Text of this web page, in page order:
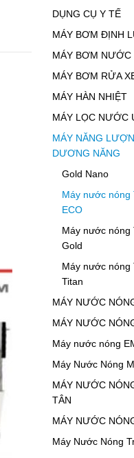
DỤNG CỤ Y TẾ
MÁY BƠM ĐỊNH
MÁY BƠM NƯỚC
MÁY BƠM RỬA
MÁY HÀN NHIỆT
MÁY LỌC NƯỚC
MÁY NĂNG
DƯƠNG NĂNG
Gold Nano
Máy nước nóng
ECO
Máy nước nóng
Gold
Máy nước nóng
Titan
MÁY NƯỚC
MÁY NƯỚC
Máy nước nóng
Máy Nước Nóng
MÁY NƯỚC
TÂN
MÁY NƯỚC
Máy Nước Nóng